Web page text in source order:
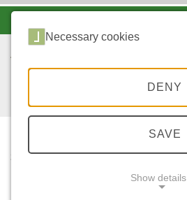
START
...
Necessary cookies
DENY
SAVE
Show details